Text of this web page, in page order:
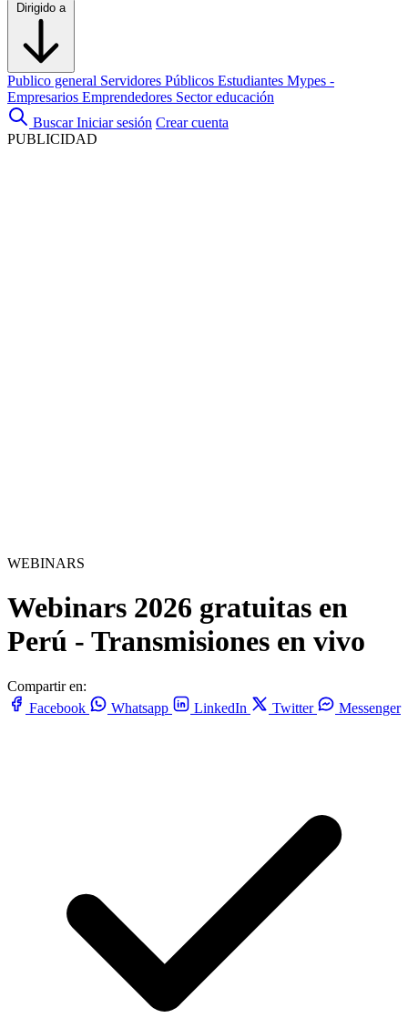
Dirigido a
Publico general Servidores Públicos Estudiantes Mypes -
Empresarios Emprendedores Sector educación
Buscar Iniciar sesión Crear cuenta
PUBLICIDAD
WEBINARS
Webinars 2026 gratuitas en
Perú - Transmisiones en vivo
Compartir en:
Facebook
Whatsapp LinkedIn Twitter Messenger